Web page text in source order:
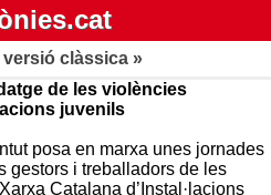
clàssica »
de les violències
juvenils
posa en marxa unes jornades
gestors i treballadors de les
Catalana d’Instal·lacions